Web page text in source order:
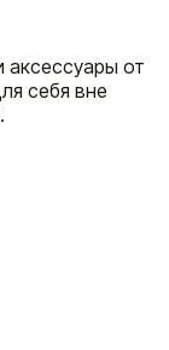
от
себя вне